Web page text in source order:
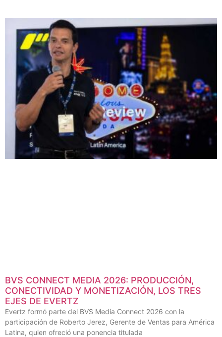
BVS CONNECT MEDIA 2026: PRODUCCIÓN,
CONECTIVIDAD Y MONETIZACIÓN, LOS TRES
EJES DE EVERTZ
Evertz formó parte del BVS Media Connect 2026 con la
participación de Roberto Jerez, Gerente de Ventas para América
Latina, quien ofreció una ponencia titulada